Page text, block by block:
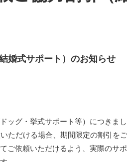
婚式サポート）のお知らせ
ッグ・挙式サポート等）につきまし
ただける場合、期間限定の割引をご
ご依頼いただけるよう、実際のサ